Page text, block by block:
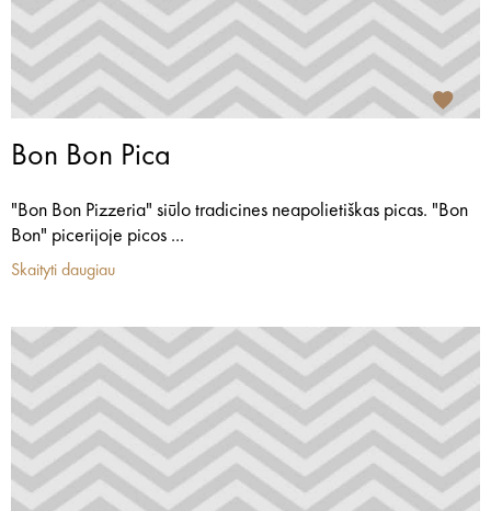
Bon Bon Pica
"Bon Bon Pizzeria" siūlo tradicines neapolietiškas picas. "Bon
Bon" picerijoje picos ...
Skaityti daugiau